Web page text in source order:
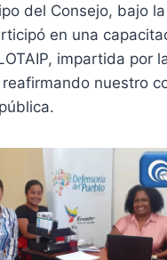
del Consejo, bajo
en una
impartida por
nuestro